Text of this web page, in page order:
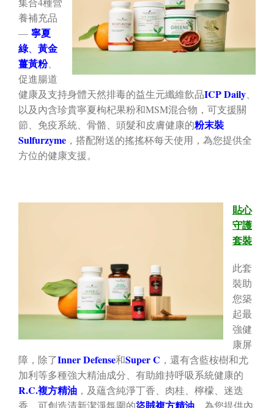
養補充品
— 寧夏
綠、 黃金
薑黃粉、
促進腸道
健康及支持身體天然排毒的益生元纖維飲品ICP Daily、
以及內含珍貴寧夏枸杞果粉和MSM混合物，可支援關
節、免疫系統、骨骼、頭髮和皮膚健康的粉末裝
Sulfurzyme ，搭配附送的搖搖杯每天使用，為您提供全
方位的健康支援。
貼心
守護
套裝
此套
裝助
您築
起最
強健
康屏
障，除了Inner Defense和Super C ，還有含藍桉樹和尤
加利等多種強大精油成分、有助維持呼吸系統健康的
R.C.複方精油 ，及蘊含純淨丁香、肉桂、檸檬、迷迭
香，可創造清新潔淨氛圍的
，為您提供內